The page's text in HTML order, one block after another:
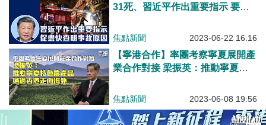
31死、習近平作出重要指示 要求
原因
焦點新聞 2023-06-22 16:16
【寧港合作】率團考察寧夏展開產
業合作對接 梁振英：推動寧夏特
焦點新聞 2023-06-08 19:56